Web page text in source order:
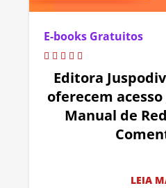
E-books Gratuitos
Editora
oferecem
Manual de
LEIA